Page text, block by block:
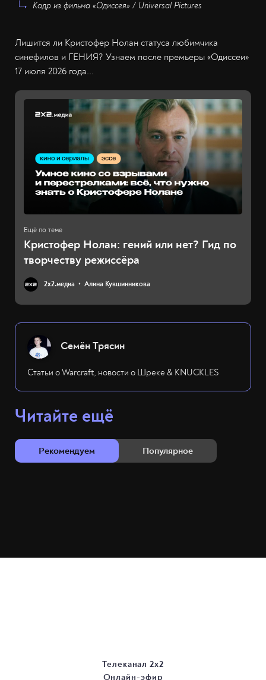
Кадр из фильма «Одиссея» / Universal Pictures
Лишится ли Кристофер Нолан статуса любимчика
синефилов и ГЕНИЯ? Узнаем после премьеры «Одиссеи»
17 июля 2026 года...
Кристофер Нолан: гений или нет? Гид по
творчеству режиссёра
2х2.медиа Алина Кувшинникова
Семён Трясин
Статьи о Warcraft, новости о Шреке & KNUCKLES
Читайте ещё
Рекомендуем Популярное
Телеканал 2х2
Онлайн-эфир